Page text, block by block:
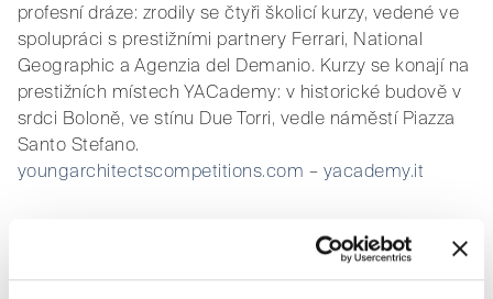
profesní dráze: zrodily se čtyři školicí kurzy, vedené ve
spolupráci s prestižními partnery Ferrari, National
Geographic a Agenzia del Demanio. Kurzy se konají na
prestižních místech YACademy: v historické budově v
srdci Boloně, ve stínu Due Torri, vedle náměstí Piazza
Santo Stefano.
youngarchitectscompetitions.com – yacademy.it
–
www.mcarchitects.it